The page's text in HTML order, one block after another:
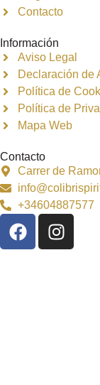
Contacto
Información
Aviso Legal
Declaración de
Política de
Política de
Mapa Web
Contacto
Carrer de
+34604887577